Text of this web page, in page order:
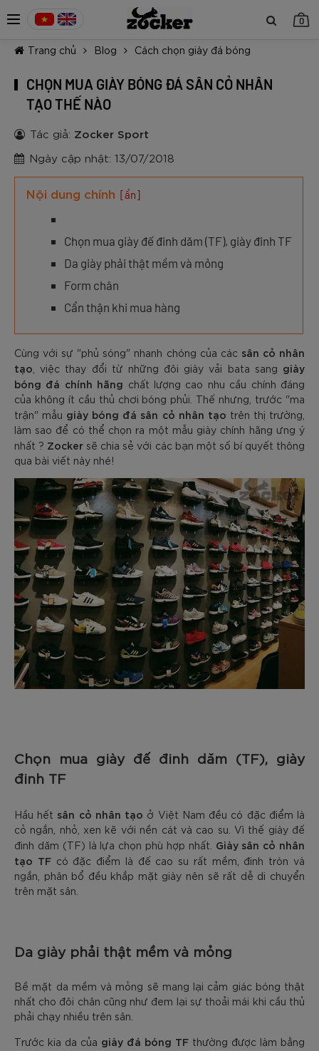
0
Trang chủ Blog Cách chọn giày đá bóng
CHỌN MUA GIÀY BÓNG ĐÁ SÂN CỎ NHÂN
TẠO THẾ NÀO
Tác giả: Zocker Sport
Ngày cập nhật: 13/07/2018
Nội dung chính [ẩn]
Chọn mua giày đế đinh dăm (TF), giày đinh TF
Da giày phải thật mềm và mỏng
Form chân
Cẩn thận khi mua hàng
Cùng với sự "phủ sóng" nhanh chóng của các sân cỏ nhân
tạo , việc thay đổi từ những đôi giày vải bata sang giày
bóng đá chính hãng chất lượng cao nhu cầu chính đáng
của không ít cầu thủ chơi bóng phủi. Thế nhưng, trước "ma
trận" mẫu giày bóng đá sân cỏ nhân tạo trên thị trường,
làm sao để có thể chọn ra một mẫu giày chính hãng ưng ý
nhất ? Zocker sẽ chia sẻ với các bạn một số bí quyết thông
qua bài viết này nhé!
Chọn mua giày đế đinh dăm (TF), giày
đinh TF
Hầu hết sân cỏ nhân tạo ở Việt Nam đều có đặc điểm là
cỏ ngắn, nhỏ, xen kẽ với nền cát và cao su. Vì thế giày đế
đinh dăm (TF) là lựa chọn phù hợp nhất. Giày sân cỏ nhân
tạo TFcó đặc điểm là đế cao su rất mềm, đinh tròn và
ngắn, phân bổ đều khắp mặt giày nên sẽ rất dễ di chuyển
trên mặt sân.
Da giày phải thật mềm và mỏng
Bề mặt da mềm và mỏng sẽ mang lại cảm giác bóng thật
nhất cho đôi chân cũng như đem lại sự thoải mái khi cầu thủ
phải chạy nhiều trên sân.
Trước kia da của giày đá bóng TF thường được làm bằng